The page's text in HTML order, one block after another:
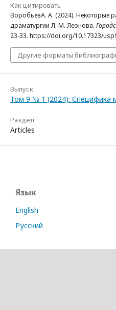
Как цитировать
ВоробьевА. А. (2024). Некоторые
драматургии Л. М. Леонова.
23-33. https://doi.org/10.17323/
Другие форматы
Выпуск
Том 9 № 1 (2024): Специфика
Раздел
Articles
Язык
English
Русский